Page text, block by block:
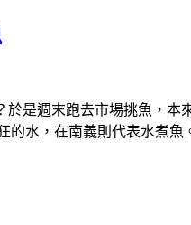
是週末跑去市場挑魚，
的水，在南義則代表水煮